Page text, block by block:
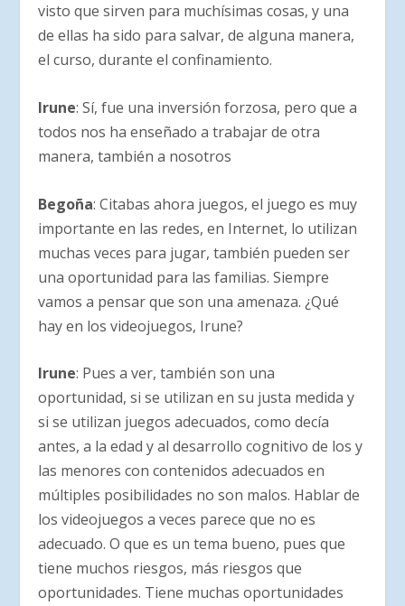
visto que sirven para muchísimas cosas, y una
de ellas ha sido para salvar, de alguna manera,
el curso, durante el confinamiento.
Irune: Sí, fue una inversión forzosa, pero que a
todos nos ha enseñado a trabajar de otra
manera, también a nosotros
Begoña: Citabas ahora juegos, el juego es muy
importante en las redes, en Internet, lo utilizan
muchas veces para jugar, también pueden ser
una oportunidad para las familias. Siempre
vamos a pensar que son una amenaza. ¿Qué
hay en los videojuegos, Irune?
Irune: Pues a ver, también son una
oportunidad, si se utilizan en su justa medida y
si se utilizan juegos adecuados, como decía
antes, a la edad y al desarrollo cognitivo de los y
las menores con contenidos adecuados en
múltiples posibilidades no son malos. Hablar de
los videojuegos a veces parece que no es
adecuado. O que es un tema bueno, pues que
tiene muchos riesgos, más riesgos que
oportunidades. Tiene muchas oportunidades